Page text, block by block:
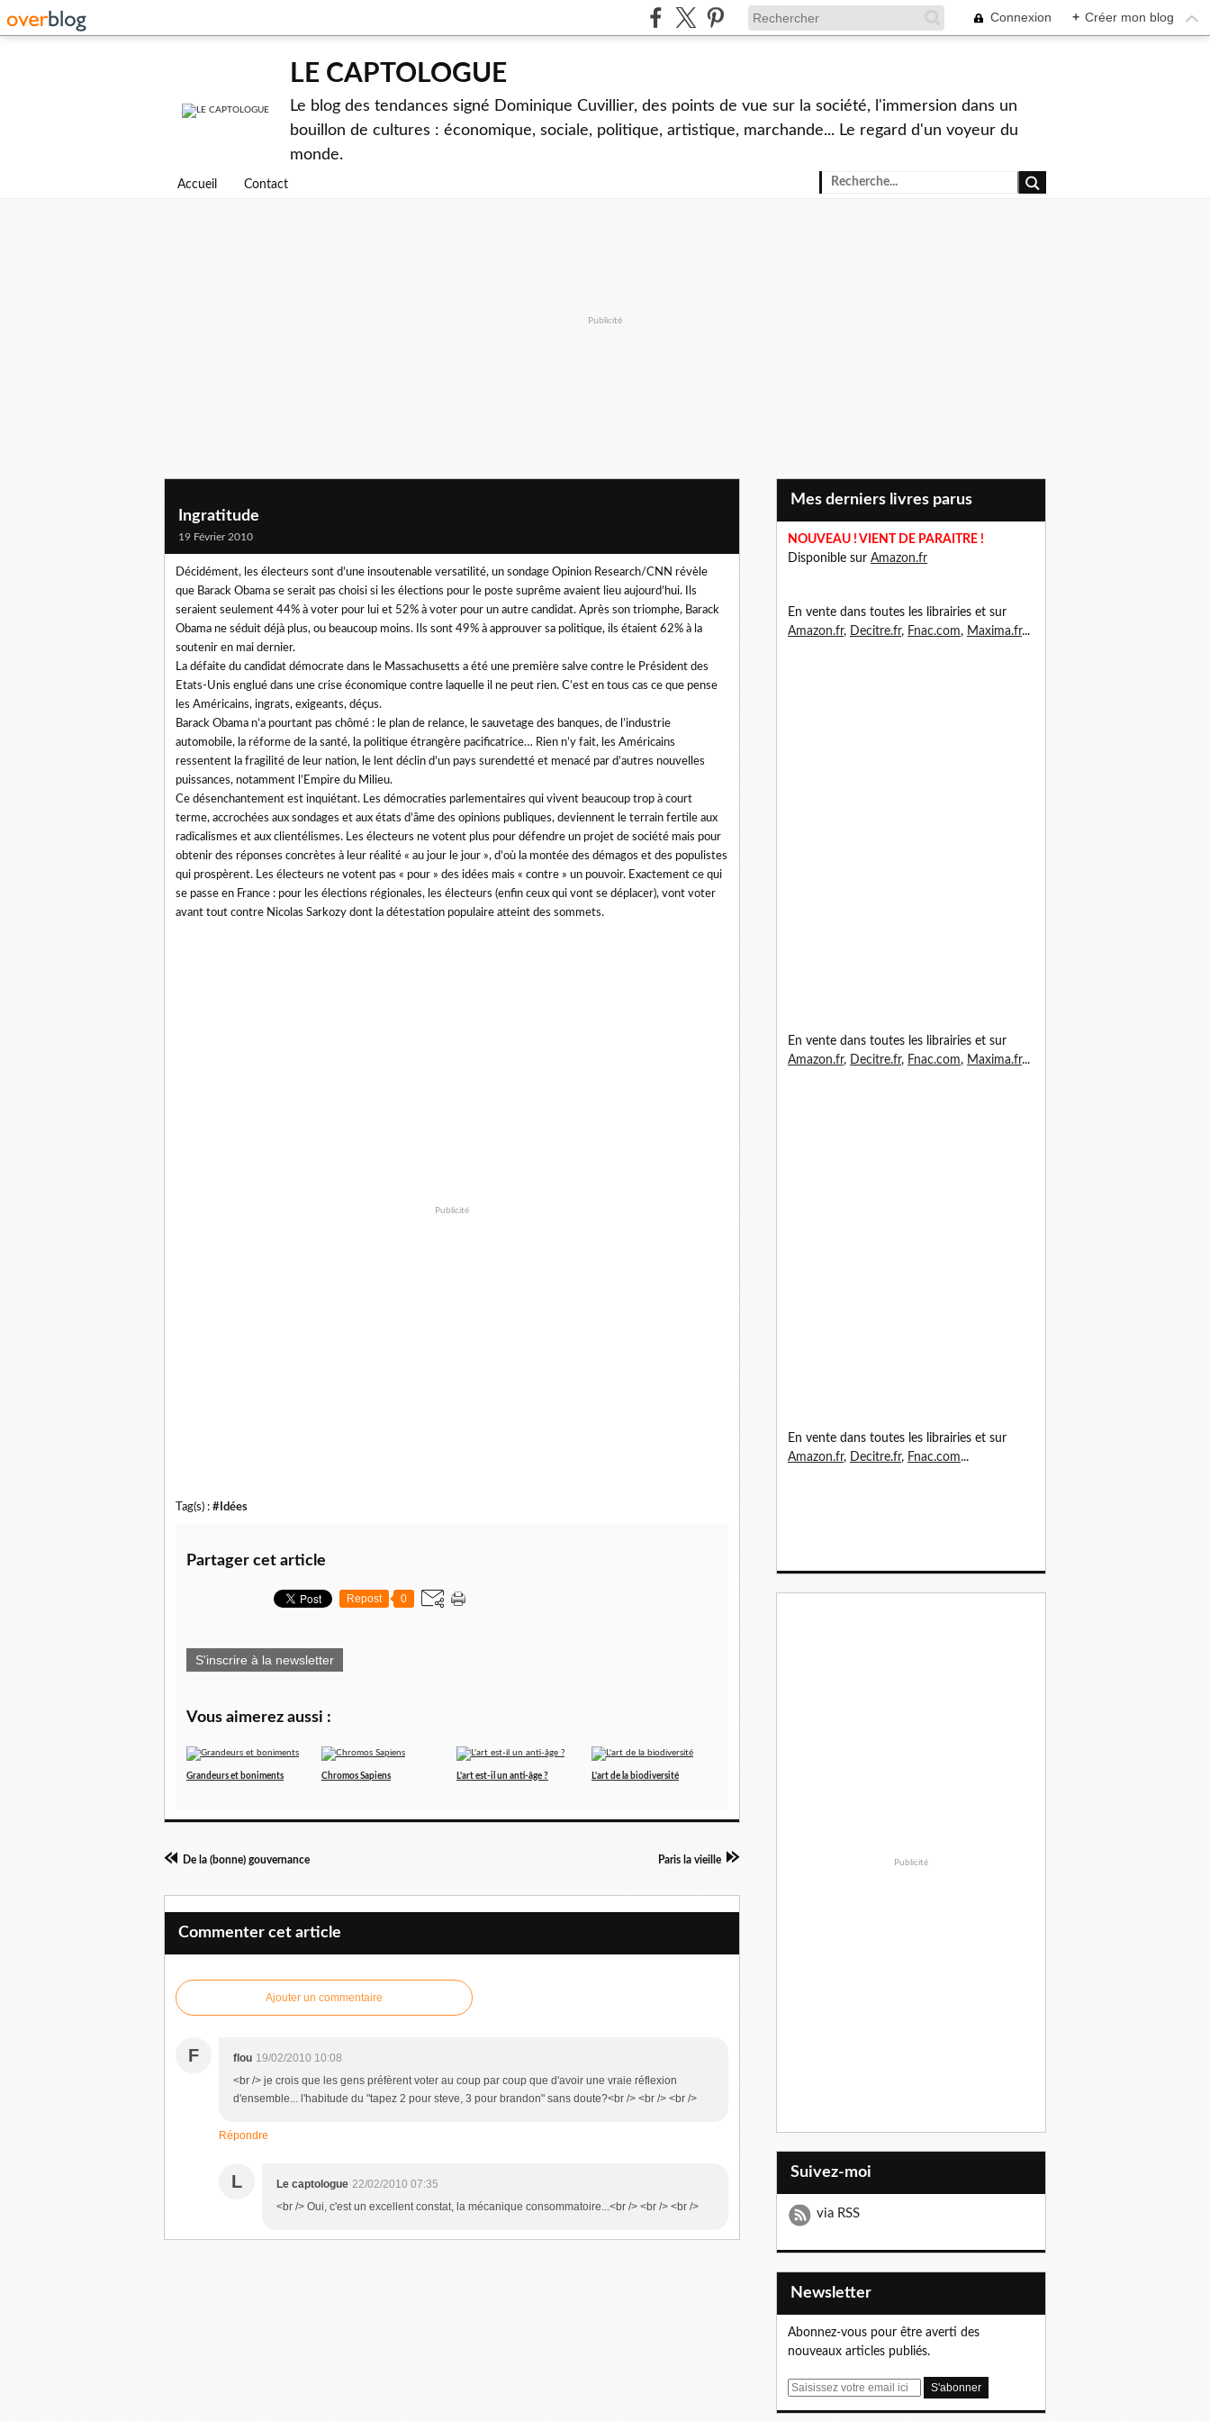
Connexion + Créer mon blog
LE CAPTOLOGUE
Le blog des tendances signé Dominique Cuvillier, des points de vue sur la société, l'immersion dans un
bouillon de cultures : économique, sociale, politique, artistique, marchande... Le regard d'un voyeur du
monde.
Accueil Contact
Publicité
Ingratitude
19 Février 2010
Décidément, les électeurs sont d’une insoutenable versatilité, un sondage Opinion Research/CNN révèle
que Barack Obama se serait pas choisi si les élections pour le poste suprême avaient lieu aujourd’hui. Ils
seraient seulement 44% à voter pour lui et 52% à voter pour un autre candidat. Après son triomphe, Barack
Obama ne séduit déjà plus, ou beaucoup moins. Ils sont 49% à approuver sa politique, ils étaient 62% à la
soutenir en mai dernier.
La défaite du candidat démocrate dans le Massachusetts a été une première salve contre le Président des
Etats-Unis englué dans une crise économique contre laquelle il ne peut rien. C’est en tous cas ce que pense
les Américains, ingrats, exigeants, déçus.
Barack Obama n’a pourtant pas chômé : le plan de relance, le sauvetage des banques, de l’industrie
automobile, la réforme de la santé, la politique étrangère pacificatrice… Rien n’y fait, les Américains
ressentent la fragilité de leur nation, le lent déclin d’un pays surendetté et menacé par d’autres nouvelles
puissances, notamment l’Empire du Milieu.
Ce désenchantement est inquiétant. Les démocraties parlementaires qui vivent beaucoup trop à court
terme, accrochées aux sondages et aux états d’âme des opinions publiques, deviennent le terrain fertile aux
radicalismes et aux clientélismes. Les électeurs ne votent plus pour défendre un projet de société mais pour
obtenir des réponses concrètes à leur réalité « au jour le jour », d’où la montée des démagos et des populistes
qui prospèrent. Les électeurs ne votent pas « pour » des idées mais « contre » un pouvoir. Exactement ce qui
se passe en France : pour les élections régionales, les électeurs (enfin ceux qui vont se déplacer), vont voter
avant tout contre Nicolas Sarkozy dont la détestation populaire atteint des sommets.
Publicité
Tag(s) : #Idées
Partager cet article
Repost 0
S'inscrire à la newsletter
Vous aimerez aussi :
Grandeurs et boniments Chromos Sapiens L'art est-il un anti-âge ? L'art de la biodiversité
De la (bonne) gouvernance Paris la vieille
Commenter cet article
Ajouter un commentaire
F flou 19/02/2010 10:08
<br /> je crois que les gens préfèrent voter au coup par coup que d'avoir une vraie réflexion
d'ensemble... l'habitude du "tapez 2 pour steve, 3 pour brandon" sans doute?<br /> <br /> <br />
Répondre
L Le captologue 22/02/2010 07:35
<br /> Oui, c'est un excellent constat, la mécanique consommatoire...<br /> <br /> <br />
Mes derniers livres parus
NOUVEAU ! VIENT DE PARAITRE !
Disponible sur Amazon.fr
En vente dans toutes les librairies et sur
Amazon.fr, Decitre.fr, Fnac.com, Maxima.fr...
En vente dans toutes les librairies et sur
Amazon.fr, Decitre.fr, Fnac.com, Maxima.fr...
En vente dans toutes les librairies et sur
Amazon.fr, Decitre.fr, Fnac.com...
Publicité
Suivez-moi
via RSS
Newsletter
Abonnez-vous pour être averti des
nouveaux articles publiés.
E